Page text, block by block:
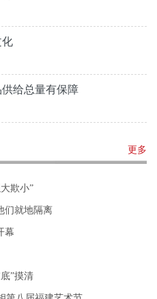
化
给总量有保障
更多
欺小”
们就地隔离
幕
”摸清